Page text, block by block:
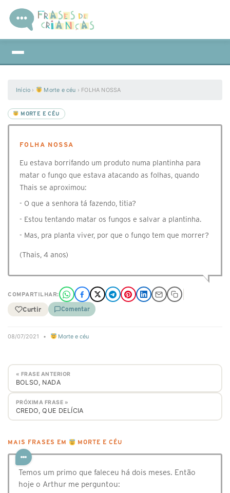
Início › Morte e céu › FOLHA NOSSA
MORTE E CÉU
FOLHA NOSSA
Eu estava borrifando um produto numa plantinha para
matar o fungo que estava atacando as folhas, quando
Thais se aproximou:
- O que a senhora tá fazendo, titia?
- Estou tentando matar os fungos e salvar a plantinha.
- Mas, pra planta viver, por que o fungo tem que morrer?
(Thais, 4 anos)
COMPARTILHAR:
Curtir Comentar
08/07/2021 • Morte e céu
« FRASE ANTERIOR
BOLSO, NADA
PRÓXIMA FRASE »
CREDO, QUE DELÍCIA
MAIS FRASES EM MORTE E CÉU
Temos um primo que faleceu há dois meses. Então
hoje o Arthur me perguntou: